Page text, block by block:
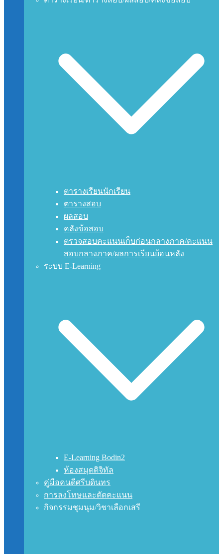
ตารางเรียนนักเรียน
ตารางสอบ
ผลสอบ
คลังข้อสอบ
ตรวจสอบคะแนนเก็บก่อนกลางภาค/คะแนน
สอบกลางภาค/ผลการเรียนย้อนหลัง
ระบบ E-Learning
E-Learning Bodin2
ห้องสมุดดิจิทัล
คู่มือคนดีศรีบดินทร
การลงโทษและตัดคะแนน
กิจกรรมชุมนุม/วิชาเลือกเสรี